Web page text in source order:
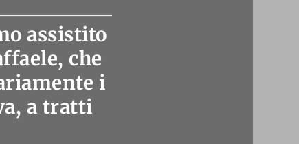
assistito
che
i
a tratti